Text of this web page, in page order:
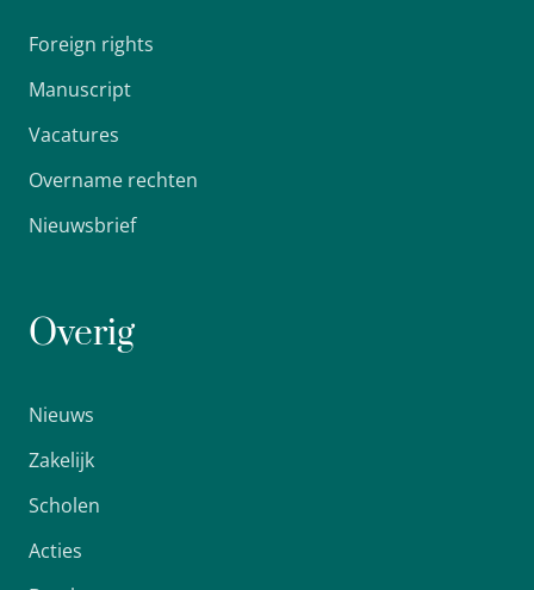
Foreign rights
Manuscript
Vacatures
Overname rechten
Nieuwsbrief
Overig
Nieuws
Zakelijk
Scholen
Acties